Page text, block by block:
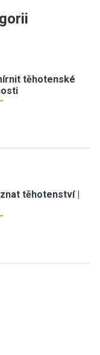
těhotenské
těhotenství |